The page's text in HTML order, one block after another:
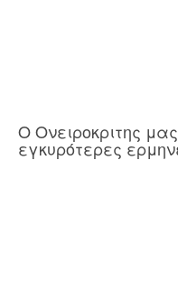
Ο Ονειροκριτης
εγκυρότερες